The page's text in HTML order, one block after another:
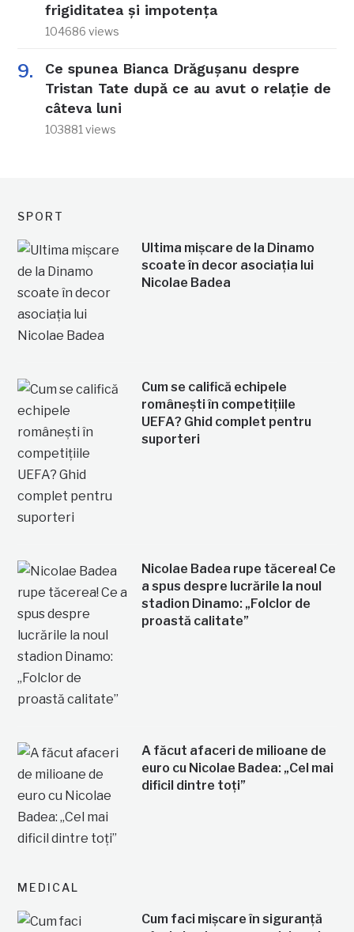
frigiditatea și impotența
104686 views
Ce spunea Bianca Drăgușanu despre
Tristan Tate după ce au avut o relație de
câteva luni
103881 views
SPORT
Ultima mișcare de la Dinamo
scoate în decor asociația lui
Nicolae Badea
Cum se califică echipele
românești în competițiile
UEFA? Ghid complet pentru
suporteri
Nicolae Badea rupe tăcerea! Ce
a spus despre lucrările la noul
stadion Dinamo: „Folclor de
proastă calitate”
A făcut afaceri de milioane de
euro cu Nicolae Badea: „Cel mai
dificil dintre toți”
MEDICAL
Cum faci mișcare în siguranță